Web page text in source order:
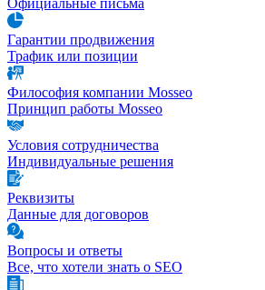
Официальные письма
Гарантии продвижения
Трафик или позиции
Философия компании Mosseo
Принцип работы Mosseo
Условия сотрудничества
Индивидуальные решения
Реквизиты
Данные для договоров
Вопросы и ответы
Все, что хотели знать о SEO